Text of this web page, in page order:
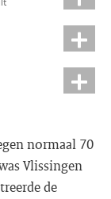
normaal 70
Vlissingen
de